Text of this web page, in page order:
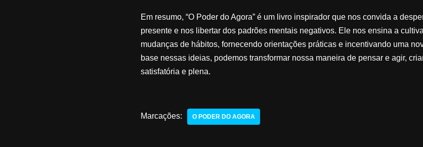
Em resumo, “O Poder do Agora” é um livro inspirador que nos convida a
presente e nos libertar dos padrões mentais negativos. Ele nos ensina a
mudanças de hábitos, fornecendo orientações práticas e incentivando uma
base nessas ideias, podemos transformar nossa maneira de pensar e agir,
satisfatória e plena.
Marcações: O PODER DO AGORA